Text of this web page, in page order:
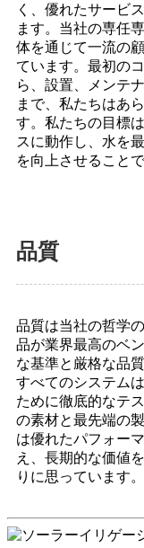
く、優れたサービ
ます。当社の専任
体を通じて一流の
ています。最初の
ら、設置、メンテ
まで、私たちはあ
す。私たちの目標
スに動作し、水を
を向上させることで
品質
品質は当社の哲学
品が業界最高のベ
な基準と厳格な品
すべてのシステム
ために徹底的なテ
の素材と最先端の
は優れたパフォー
え、長期的な価値
りに思っています。